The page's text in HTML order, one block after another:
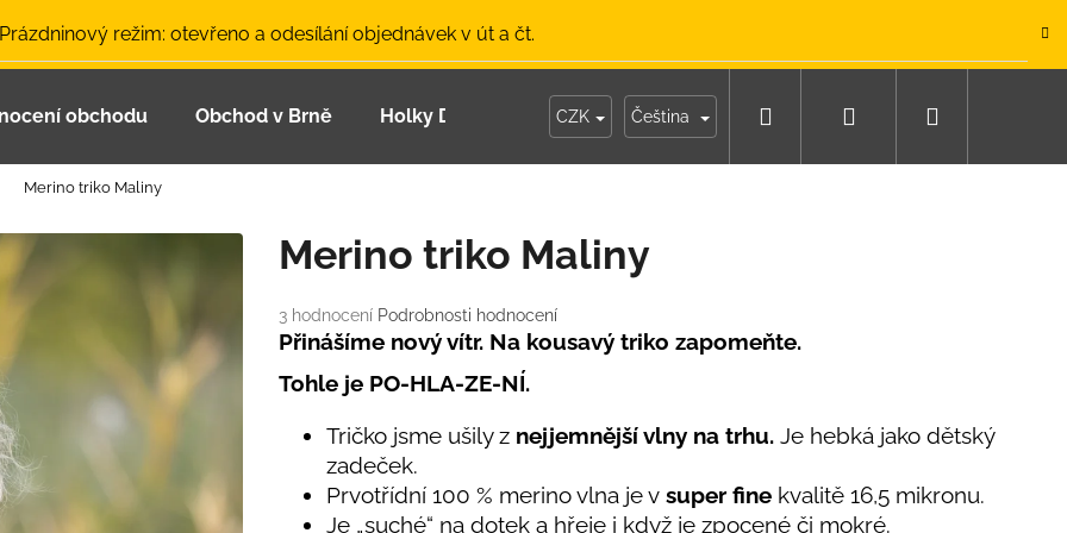
režim: otevřeno a odesílání objednávek v út a čt.
obchodu Obchod v Brně Holky Dupeťačky Moje objednávka
CZK Čeština Hledat Přihlášení
Merino triko Maliny
Průměrné
hodnocení
je
hvězdiček.
3 hodnocení Podrobnosti hodnocení
Merino triko Maliny
Přinášíme nový vítr. Na kousavý triko zapomeňte.
Tohle je PO-HLA-ZE-NÍ.
Tričko jsme ušily z nejjemnější vlny na trhu. Je hebká jako dětský
zadeček.
Prvotřídní 100 % merino vlna je v super fine kvalitě 16,5 mikronu.
Je „suché“ na dotek a hřeje i když je zpocené či mokré.
Co potřebujete najít?
Doporučujeme
ČEPICE UV 30 SVĚTLE MODRÁ
BAMBUSOVÉ TRIKO NÁMOŘNICKÉ